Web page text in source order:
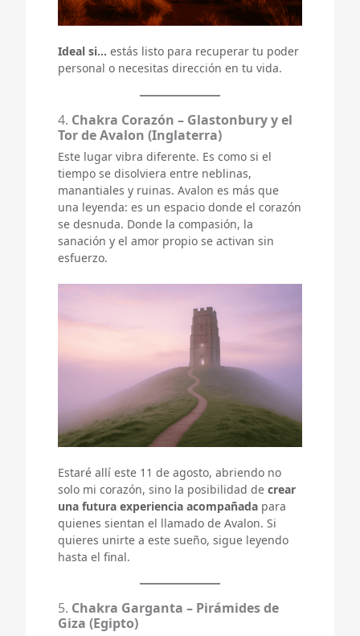
Ideal si… estás listo para recuperar tu poder
personal o necesitas dirección en tu vida.
4. Chakra Corazón – Glastonbury y el
Tor de Avalon (Inglaterra)
Este lugar vibra diferente. Es como si el
tiempo se disolviera entre neblinas,
manantiales y ruinas. Avalon es más que
una leyenda: es un espacio donde el corazón
se desnuda. Donde la compasión, la
sanación y el amor propio se activan sin
esfuerzo.
Estaré allí este 11 de agosto, abriendo no
solo mi corazón, sino la posibilidad de crear
una futura experiencia acompañada para
quienes sientan el llamado de Avalon. Si
quieres unirte a este sueño, sigue leyendo
hasta el final.
5. Chakra Garganta – Pirámides de
Giza (Egipto)